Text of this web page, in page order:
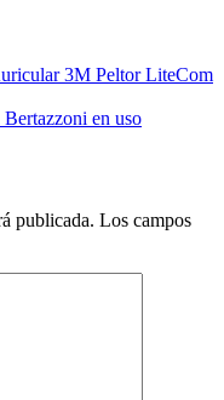
3M Peltor LiteCom
en uso
publicada. Los campos